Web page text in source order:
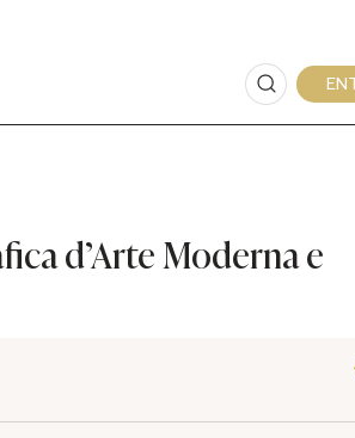
d'Arte Moderna e